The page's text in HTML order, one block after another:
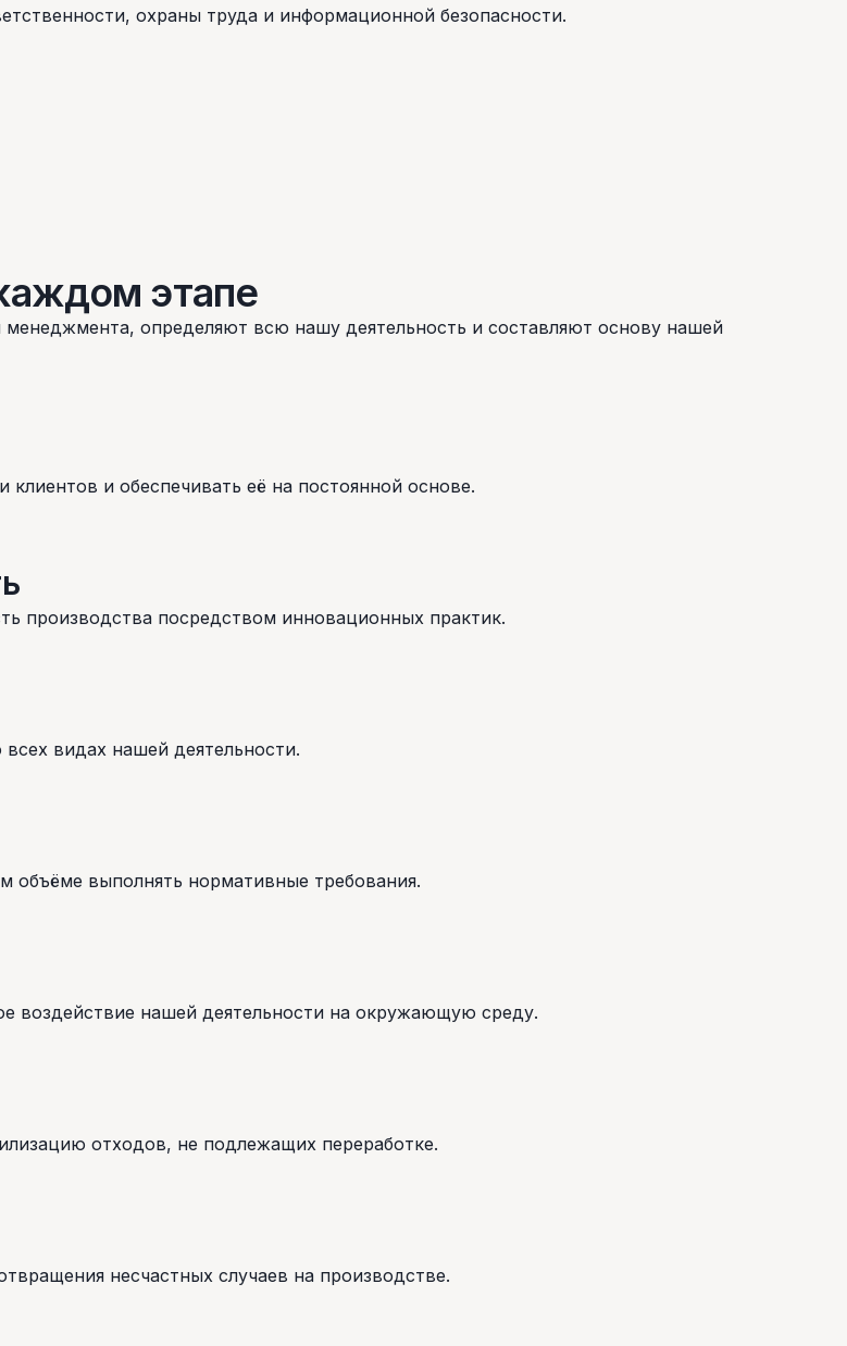
охраны труда и информационной безопасности.
этапе
определяют всю нашу деятельность и составляют основу нашей
и обеспечивать её на постоянной основе.
производства посредством инновационных практик.
видах нашей деятельности.
объёме выполнять нормативные требования.
воздействие нашей деятельности на окружающую среду.
отходов, не подлежащих переработке.
несчастных случаев на производстве.